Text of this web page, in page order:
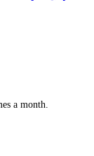
a month.